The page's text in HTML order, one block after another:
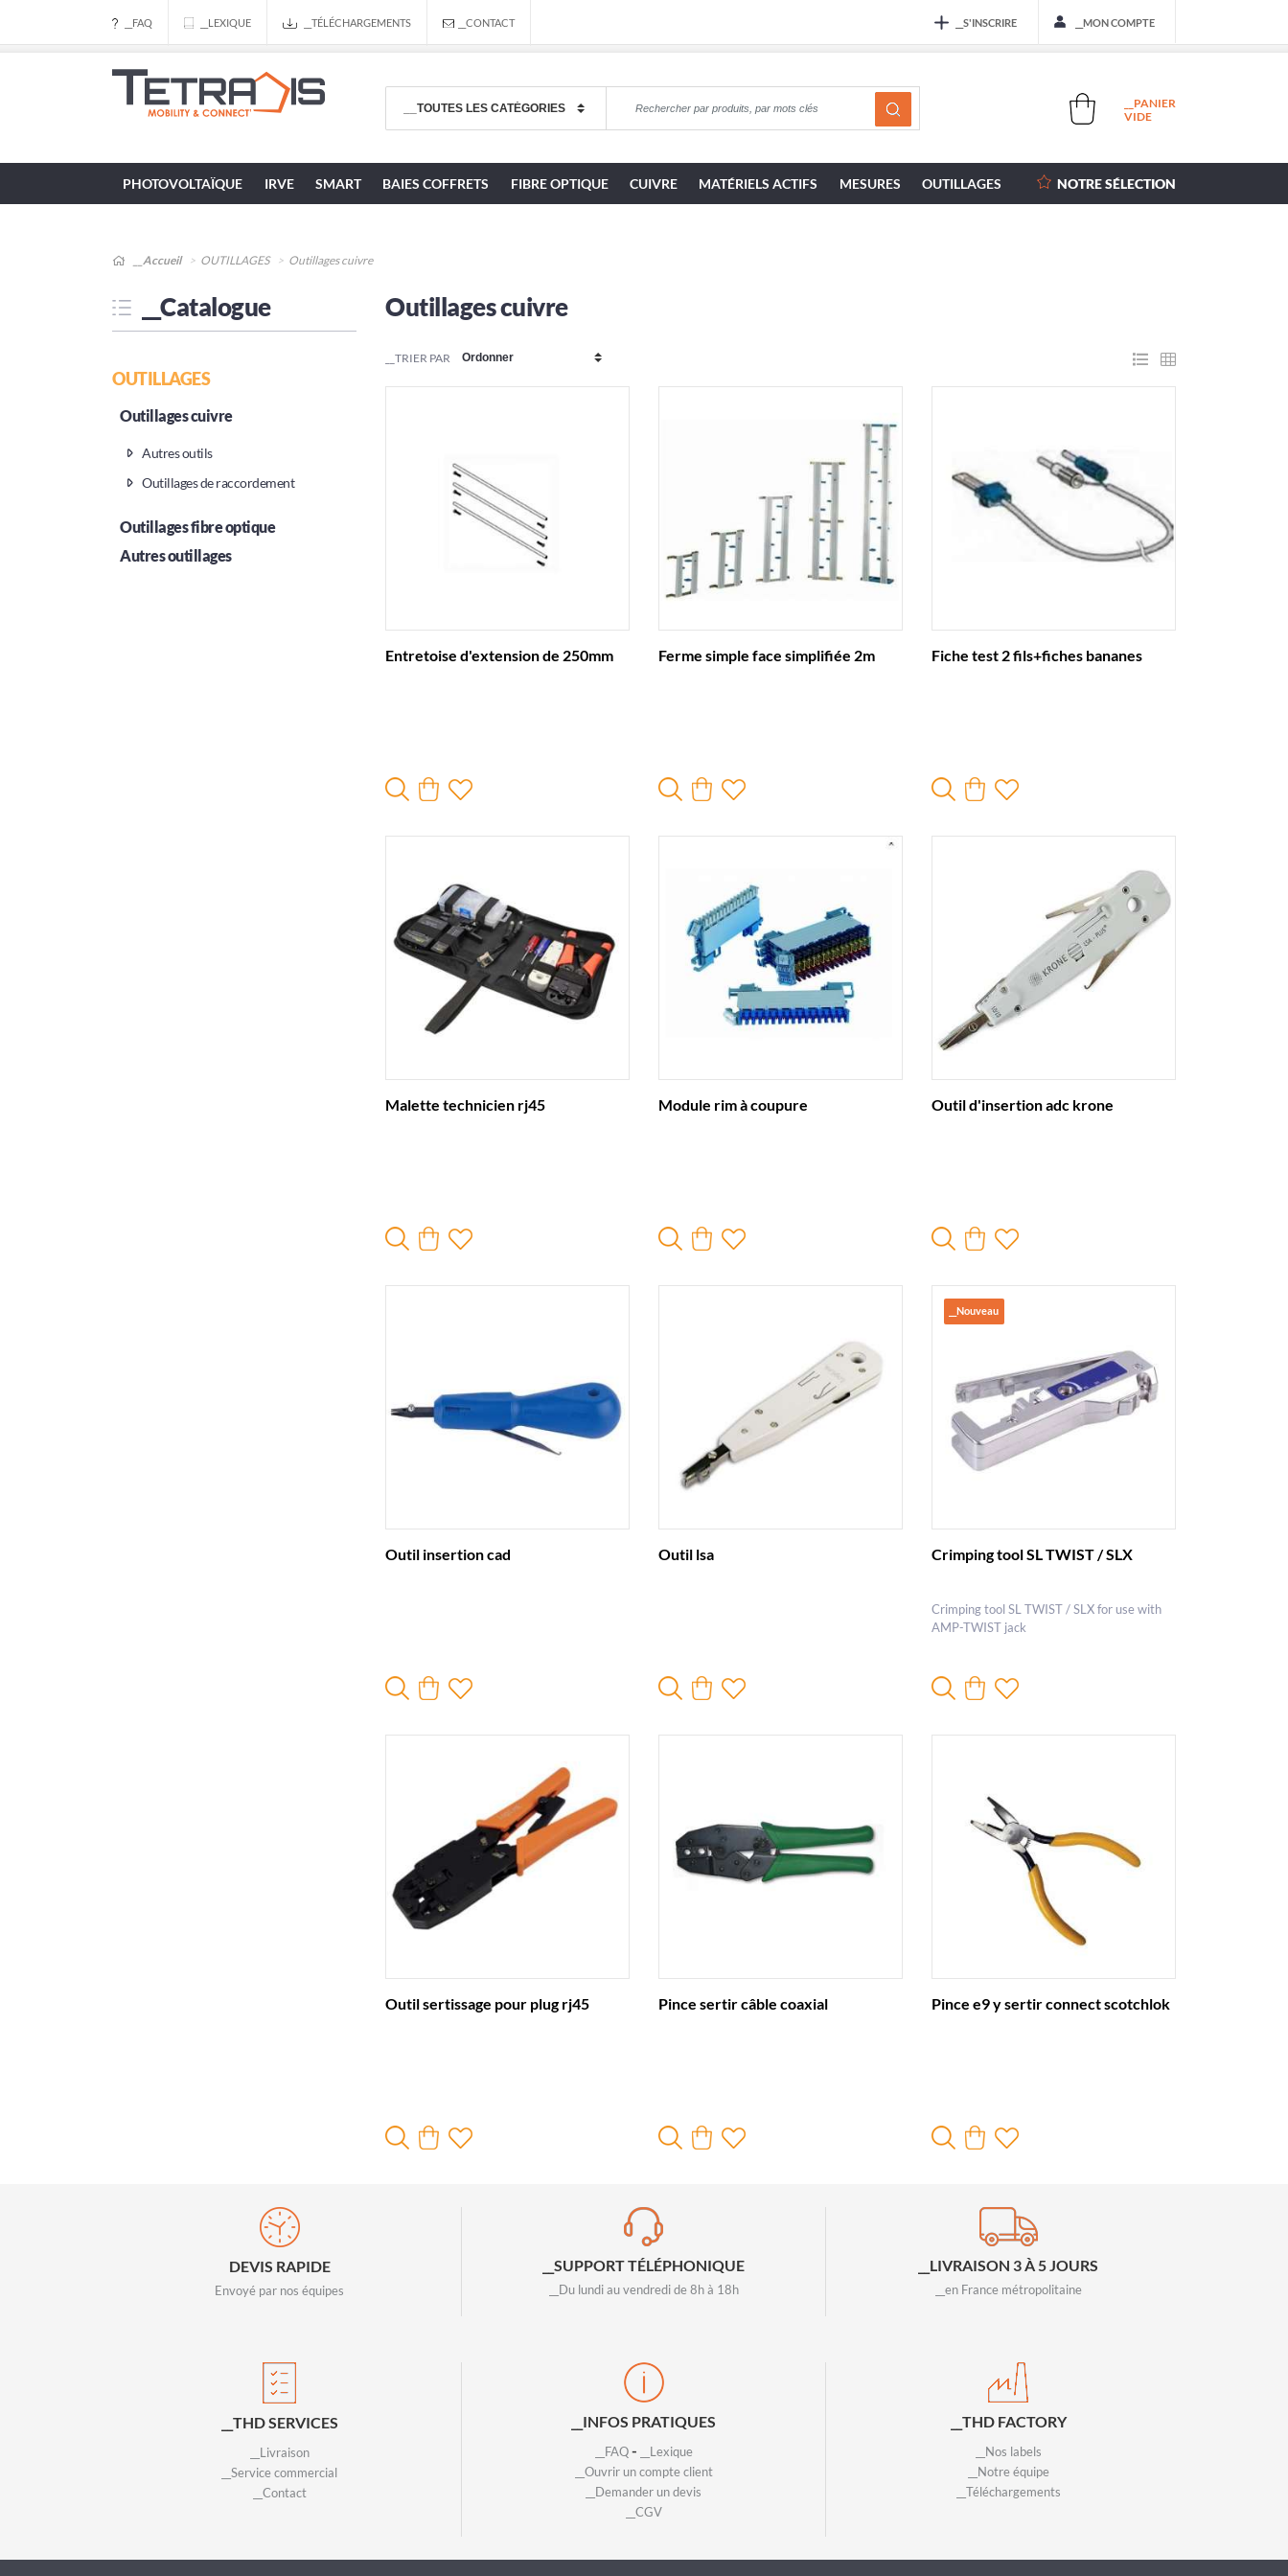
__FAQ __LEXIQUE __TÉLÉCHARGEMENTS __CONTACT __S'INSCRIRE __MON COMPTE
__PANIER
VIDE
PHOTOVOLTAÏQUE IRVE SMART BAIES COFFRETS FIBRE OPTIQUE CUIVRE MATÉRIELS ACTIFS MESURES OUTILLAGES NOTRE SÉLECTION
__Accueil OUTILLAGES Outillages cuivre
__Catalogue
OUTILLAGES
Outillages cuivre
Autres outils
Outillages de raccordement
Outillages fibre optique
Autres outillages
Outillages cuivre
__TRIER PAR
Entretoise d'extension de 250mm Ferme simple face simplifiée 2m Fiche test 2 fils+fiches bananes
Malette technicien rj45 Module rim à coupure Outil d'insertion adc krone
Outil insertion cad Outil lsa
__Nouveau
Crimping tool SL TWIST / SLX
Crimping tool SL TWIST / SLX for use with
AMP-TWIST jack
Outil sertissage pour plug rj45 Pince sertir câble coaxial Pince e9 y sertir connect scotchlok
DEVIS RAPIDE
Envoyé par nos équipes
__SUPPORT TÉLÉPHONIQUE
__Du lundi au vendredi de 8h à 18h
__LIVRAISON 3 À 5 JOURS
__en France métropolitaine
__THD SERVICES
__Livraison
__Service commercial
__Contact
__INFOS PRATIQUES
__FAQ-
__Lexique
__Ouvrir un compte client
__Demander un devis
__CGV
__THD FACTORY
__Nos labels
__Notre équipe
__Téléchargements